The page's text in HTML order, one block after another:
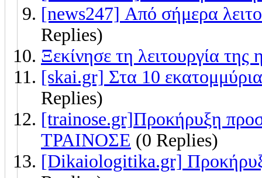
[news247] Από σήμερα
Replies)
Ξεκίνησε τη λειτουργία
[skai.gr] Στα 10
Replies)
[trainose.gr]Προκήρυξη
ΤΡΑΙΝΟΣΕ (0 Replies)
[Dikaiologitika.gr]